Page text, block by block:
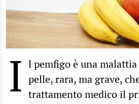
I l pemfigo è una
pelle, rara, ma grave,
trattamento medico il